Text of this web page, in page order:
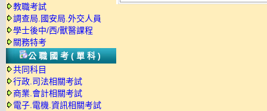
教職考試
調查局.國安局.外交人員
學士後中/西/獸醫課程
關務特考
公職國考(單科)
共同科目
行政.司法相關考試
商業.會計相關考試
電子.電機.資訊相關考試